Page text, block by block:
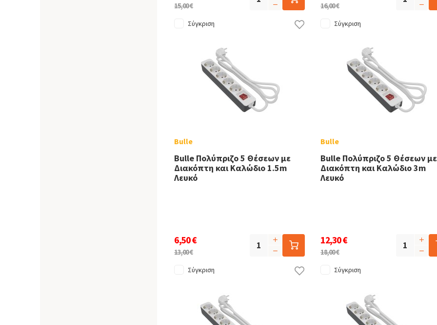
15,00 €
Σύγκριση
16,00 €
Σύγκριση
Bulle
Bulle Πολύπριζο 5 Θέσεων με
Διακόπτη και Καλώδιο 1.5m
Λευκό
6,50 €
13,00 €
Σύγκριση
Bulle
Bulle Πολύπριζο 5 Θέσεων με
Διακόπτη και Καλώδιο 3m
Λευκό
12,30 €
18,00 €
Σύγκριση